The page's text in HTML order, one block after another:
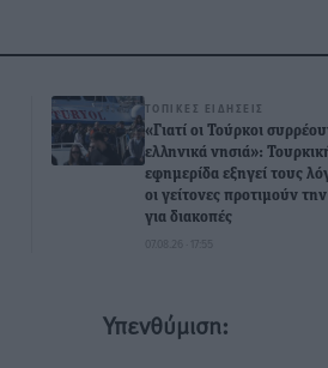
ΤΟΠΙΚΈΣ ΕΙΔΉΣΕΙΣ
«Γιατί οι Τούρκοι
ελληνικά νησιά»:
εφημερίδα εξηγεί τους
οι γείτονες προτιμούν
για διακοπές
07.08.26 · 17:55
Υπενθύμιση: